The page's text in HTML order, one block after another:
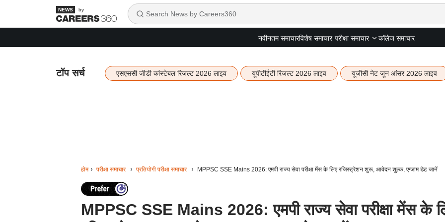
by
नवीनतम समाचारविशेष समाचार परीक्षा समाचार कॉलेज समाचार
टॉप सर्च एसएससी जीडी कांस्टेबल रिजल्ट 2026 लाइव यूपीटीईटी रिजल्ट 2026 लाइव यूजीसी नेट जून आंसर 2026 लाइव
होम परीक्षा समाचार प्रतियोगी परीक्षा समाचार MPPSC SSE Mains 2026: एमपी राज्य सेवा परीक्षा मेंस के लिए रजिस्ट्रेशन शुरू, आवेदन शुल्क, एग्जाम डेट जानें
MPPSC SSE Mains 2026: एमपी राज्य सेवा परीक्षा मेंस के